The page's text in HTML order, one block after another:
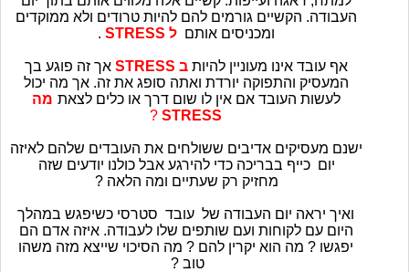
העבודה. הקשיים גורמים להם להיות טרודים ולא ממוקדים
ומכניסים אותם ל STRESS
.
אף עובד אינו מעוניין להיות ב STRESSאך זה פוגע בך
המעסיק והתפוקה יורדת ואתה סופג את זה. אך מה יכול
לעשות העובד אם אין לו שום דרך או כלים לצאת מה
STRESS
?
ישנם מעסיקים אדיבים ששולחים את העובדים שלהם לאיזה
יום כייף בבריכה כדי להירגע אבל כולנו יודעים שזה
מחזיק רק שעתיים ומה הלאה ?
ואיך יראה יום העבודה של עובד סטרסי כשיפגש במהלך
היום עם לקוחות ועם שותפים שלו לעבודה. איזה אדם הם
יפגשו ? מה הוא יקרין להם ? מה הסיכוי שייצא מזה משהו
טוב ?